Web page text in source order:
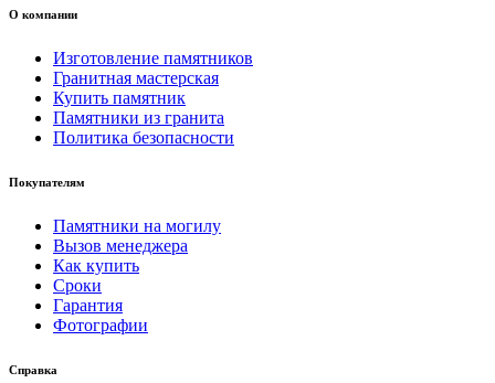
О компании
Изготовление памятников
Гранитная мастерская
Купить памятник
Памятники из гранита
Политика безопасности
Покупателям
Памятники на могилу
Вызов менеджера
Как купить
Сроки
Гарантия
Фотографии
Справка